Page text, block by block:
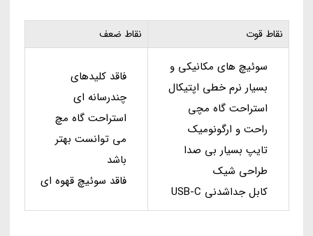
نقاط قوت نقاط ضعف
سوئیچ های مکانیکی و
بسیار نرم خطی اپتیکال
استراحت گاه مچی
راحت و ارگونومیک
تایپ بسیار بی صدا
طراحی شیک
کابل جداشدنی USB-C
فاقد کلیدهای
چندرسانه ای
استراحت گاه مچ
می توانست بهتر
باشد
فاقد سوئیچ قهوه ای